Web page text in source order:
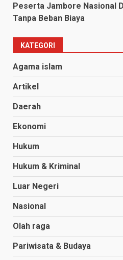
Peserta Jambore Nasional
Tanpa Beban Biaya
KATEGORI
Agama islam
Artikel
Daerah
Ekonomi
Hukum
Hukum & Kriminal
Luar Negeri
Nasional
Olah raga
Pariwisata & Budaya